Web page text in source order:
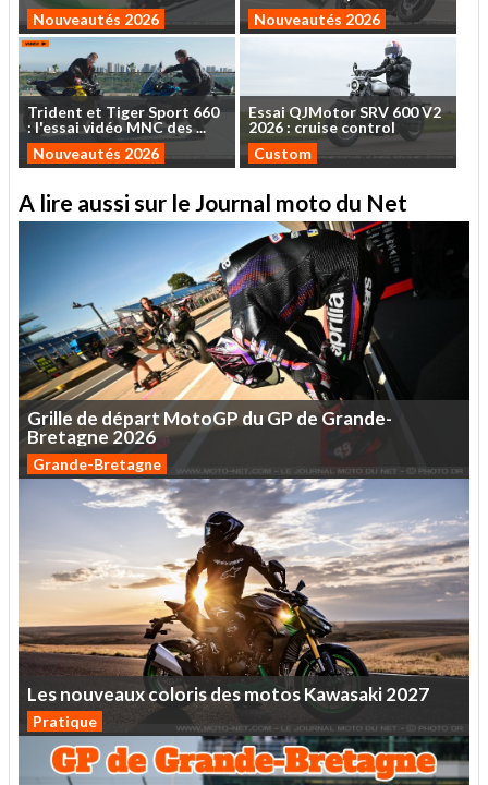
Nouveautés 2026
Nouveautés 2026
Trident et TigerSport 660
: l'essaividéo MNCdes...
Nouveautés 2026
EssaiQJMotorSRV 600V2
2026 : cruise control
Custom
A lire aussi sur le Journal moto du Net
Grille de départ MotoGP duGPdeGrande-
Bretagne 2026
Grande-Bretagne
LesnouveauxcolorisdesmotosKawasaki2027
Pratique